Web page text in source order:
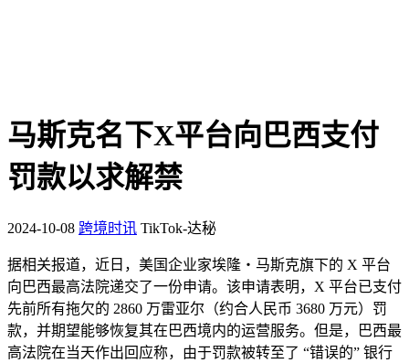
马斯克名下X平台向巴西支付
罚款以求解禁
2024-10-08 跨境时讯 TikTok-达秘
据相关报道，近日，美国企业家埃隆・马斯克旗下的 X 平台
向巴西最高法院递交了一份申请。该申请表明，X 平台已支付
先前所有拖欠的 2860 万雷亚尔（约合人民币 3680 万元）罚
款，并期望能够恢复其在巴西境内的运营服务。但是，巴西最
高法院在当天作出回应称，由于罚款被转至了 “错误的” 银行